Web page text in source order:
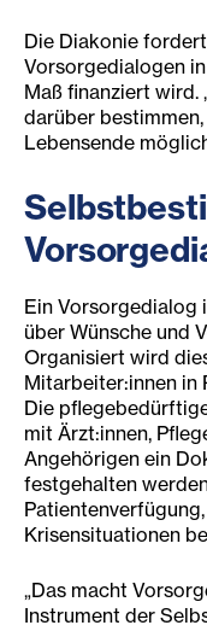
Die Diakonie
Vorsorgedialogen
Maß finanziert wird.
darüber
Lebensende
Ein Vorsorgedialog
über Wünsche und
Organisiert wird
Mitarbeiter:innen in
Die
mit Ärzt:innen,
Angehörigen ein
festgehalten
Krisensituationen
„Das macht
Instrument der